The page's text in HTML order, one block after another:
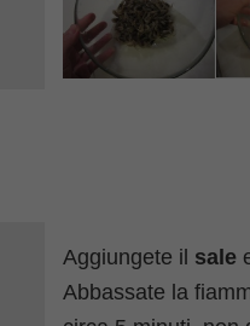
Aggiungete il sale
Abbassate la